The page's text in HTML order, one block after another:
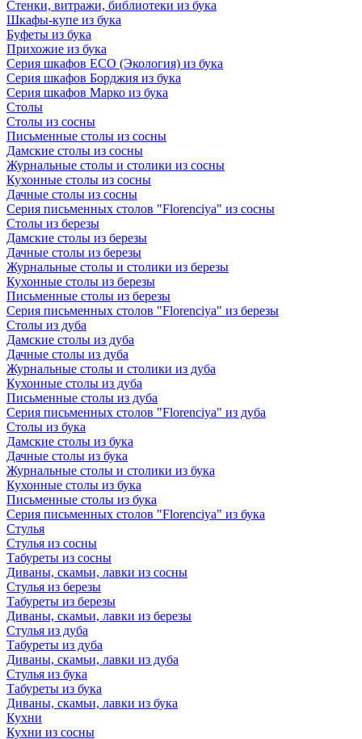
Стенки, витражи, библиотеки из бука
Шкафы-купе из бука
Буфеты из бука
Прихожие из бука
Серия шкафов ECO (Экология) из бука
Серия шкафов Борджия из бука
Серия шкафов Марко из бука
Столы
Столы из сосны
Письменные столы из сосны
Дамские столы из сосны
Журнальные столы и столики из сосны
Кухонные столы из сосны
Дачные столы из сосны
Серия письменных столов "Florenciya" из сосны
Столы из березы
Дамские столы из березы
Дачные столы из березы
Журнальные столы и столики из березы
Кухонные столы из березы
Письменные столы из березы
Серия письменных столов "Florenciya" из березы
Столы из дуба
Дамские столы из дуба
Дачные столы из дуба
Журнальные столы и столики из дуба
Кухонные столы из дуба
Письменные столы из дуба
Серия письменных столов "Florenciya" из дуба
Столы из бука
Дамские столы из бука
Дачные столы из бука
Журнальные столы и столики из бука
Кухонные столы из бука
Письменные столы из бука
Серия письменных столов "Florenciya" из бука
Стулья
Стулья из сосны
Табуреты из сосны
Диваны, скамьи, лавки из сосны
Стулья из березы
Табуреты из березы
Диваны, скамьи, лавки из березы
Стулья из дуба
Табуреты из дуба
Диваны, скамьи, лавки из дуба
Стулья из бука
Табуреты из бука
Диваны, скамьи, лавки из бука
Кухни
Кухни из сосны